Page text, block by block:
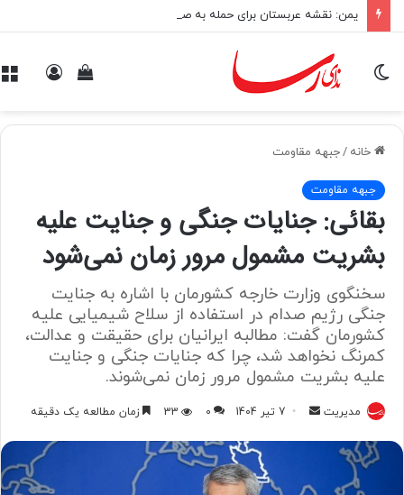
یمن: نقشه عربستان برای حمله به صنعاء را در نطفه خفه کردیم
تغییر
خانه /جبهه مقاومت
جبهه مقاومت
بقائی: جنایات جنگی و ‎جنایت علیه
بشریت مشمول مرور زمان نمی‌شود
سخنگوی وزارت خارجه کشورمان با اشاره به جنایت
جنگی رژیم صدام در استفاده از سلاح شیمیایی علیه
کشورمان گفت: مطالبه ایرانیان برای حقیقت و عدالت،
کمرنگ نخواهد شد، چرا که ‎جنایات جنگی و ‎جنایت
علیه بشریت مشمول مرور زمان نمی‌شوند.
مدیریت
ارسال 7 تیر 1404 0
33 زمان مطالعه یک دقیقه